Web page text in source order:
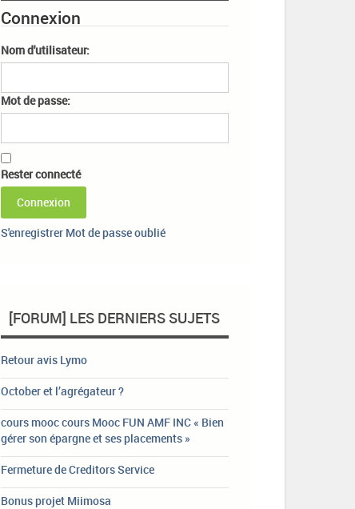
Connexion
Nom d'utilisateur:
Mot de passe:
Rester connecté
Connexion
S'enregistrer Mot de passe oublié
[FORUM] LES DERNIERS SUJETS
Retour avis Lymo
October et l’agrégateur ?
cours mooc cours Mooc FUN AMF INC « Bien
gérer son épargne et ses placements »
Fermeture de Creditors Service
Bonus projet Miimosa